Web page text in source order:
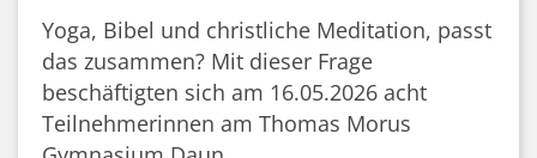
Yoga, Bibel und christliche Meditation, passt
das zusammen? Mit dieser Frage
beschäftigten sich am 16.05.2026 acht
Teilnehmerinnen am Thomas Morus